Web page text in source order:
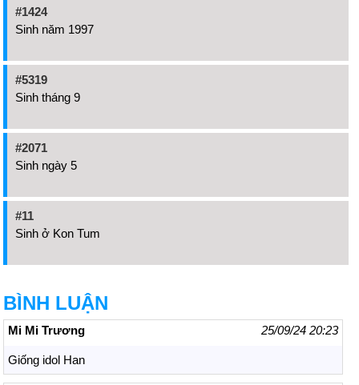
#1424
Sinh năm 1997
#5319
Sinh tháng 9
#2071
Sinh ngày 5
#11
Sinh ở Kon Tum
BÌNH LUẬN
Mi Mi Trương 25/09/24 20:23
Giống idol Han